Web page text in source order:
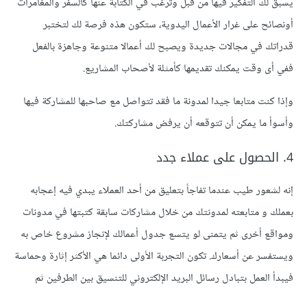
أونصائح على غرار الأعمال اليدوية، ستكون هذه فرصة لك لتختبر
قدراتك في مجالات جديدة ويصبح لك أعمالا متنوعة وجاهزة بالفعل
ففي أى وقت يمكنك تقديمها كأمثلة لأصحاب المشاريع.
وإذا كنت متابعا جيدا لمدونة ما فقد تتواصل مع صاحبها للمشاركة فيها
وأسوأ ما يمكن أن تتوقعه أن يرفض مشاركتك.
4. الحصول على عملاء جدد
إنه لشعور طيب عندما تفاجأ بتعليق من أحد العملاء يبدي فيه إعجابه
بعملك و متابعته لمدونتك من خلال مشاركات سابقة كتبتها في مدونات
ومواقع أخرى ثم يتمنى لو يتسع جدول أعمالك لإنجاز مشروع خاص به
ويستفسر عن أسعارك. تكون التجربة الأولى دائما هي الأكثر إثارة وحماسة
فيبدأ العمل بتبادل رسائل البريد الإلكتروني للتنسيق بين الطرفين ثم